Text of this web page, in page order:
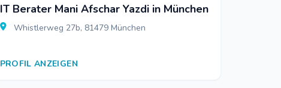
IT Berater Mani Afschar Yazdi in München
Whistlerweg 27b, 81479 München
PROFIL ANZEIGEN